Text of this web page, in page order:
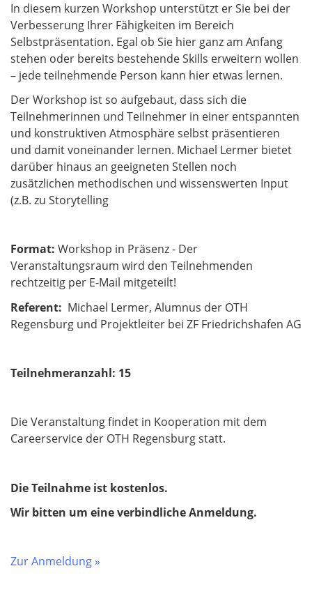
In diesem kurzen Workshop unterstützt er Sie bei der
Verbesserung Ihrer Fähigkeiten im Bereich
Selbstpräsentation. Egal ob Sie hier ganz am Anfang
stehen oder bereits bestehende Skills erweitern wollen
– jede teilnehmende Person kann hier etwas lernen.​​​​​​​
Der Workshop ist so aufgebaut, dass sich die
Teilnehmerinnen und Teilnehmer in einer entspannten
und konstruktiven Atmosphäre selbst präsentieren
und damit voneinander lernen. Michael Lermer bietet
darüber hinaus an geeigneten Stellen noch
zusätzlichen methodischen und wissenswerten Input
(z.B. zu Storytelling
Format: Workshop in Präsenz - Der
Veranstaltungsraum wird den Teilnehmenden
rechtzeitig per E-Mail mitgeteilt!
Referent: Michael Lermer, Alumnus der OTH
Regensburg und Projektleiter bei ZF Friedrichshafen AG
Teilnehmeranzahl: 15
Die Veranstaltung findet in Kooperation mit dem
Careerservice der OTH Regensburg statt.
Die Teilnahme ist kostenlos.
Wir bitten um eine verbindliche Anmeldung.
Zur Anmeldung »